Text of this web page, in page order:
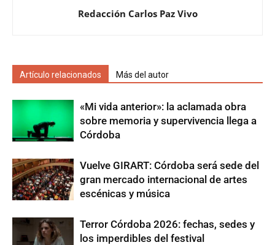
Redacción Carlos Paz Vivo
Artículo relacionados Más del autor
«Mi vida anterior»: la aclamada obra
sobre memoria y supervivencia llega a
Córdoba
Vuelve GIRART: Córdoba será sede del
gran mercado internacional de artes
escénicas y música
Terror Córdoba 2026: fechas, sedes y
los imperdibles del festival